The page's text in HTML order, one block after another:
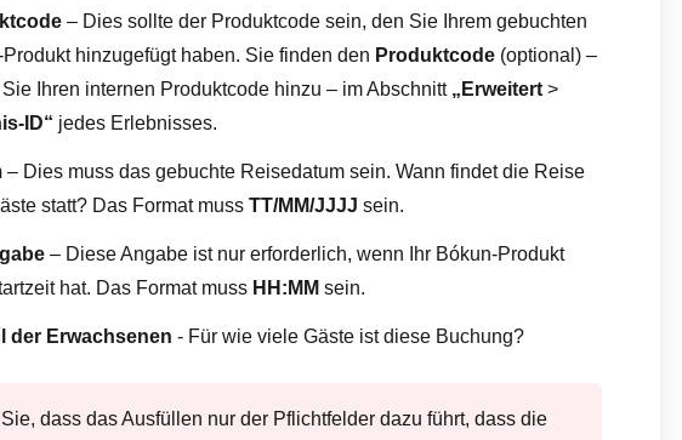
– Dies sollte der Produktcode sein, den Sie Ihrem gebuchten
Produkt hinzugefügt haben. Sie finden den Produktcode (optional) –
Ihren internen Produktcode hinzu – im Abschnitt „Erweitert >
ID“ jedes Erlebnisses.
– Dies muss das gebuchte Reisedatum sein. Wann findet die Reise
statt? Das Format muss TT/MM/JJJJ sein.
– Diese Angabe ist nur erforderlich, wenn Ihr Bókun-Produkt
hat. Das Format muss HH:MM sein.
der Erwachsenen - Für wie viele Gäste ist diese Buchung?
dass das Ausfüllen nur der Pflichtfelder dazu führt, dass die